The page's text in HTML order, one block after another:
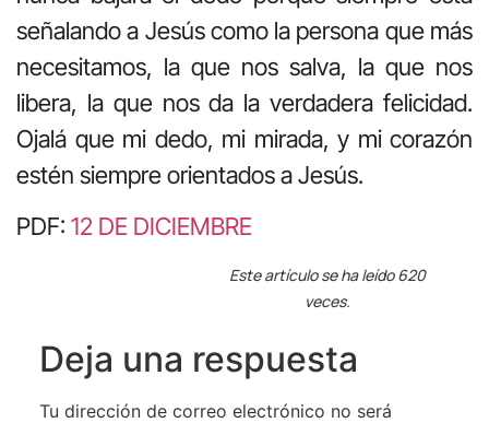
señalando a Jesús como la persona que más
necesitamos, la que nos salva, la que nos
libera, la que nos da la verdadera felicidad.
Ojalá que mi dedo, mi mirada, y mi corazón
estén siempre orientados a Jesús.
PDF: 12 DE DICIEMBRE
Este artículo se ha leído 620
veces.
Deja una respuesta
Tu dirección de correo electrónico no será